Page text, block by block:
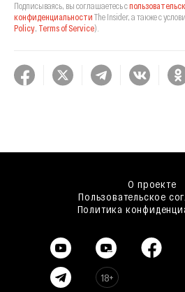
Подписываясь, вы соглашаетесь с
конфиденциальности The Insider, а также с
Policy, Terms of Service).
О проекте
Пользовательское
Политика
18+